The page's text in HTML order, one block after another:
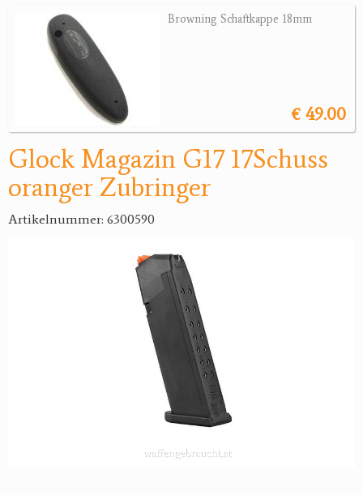
Antikes
Geschenke
Reviereinrichtungen
Browning Schaftkappe 18mm
€ 49.00
Glock Magazin G17 17Schuss
oranger Zubringer
Artikelnummer: 6300590